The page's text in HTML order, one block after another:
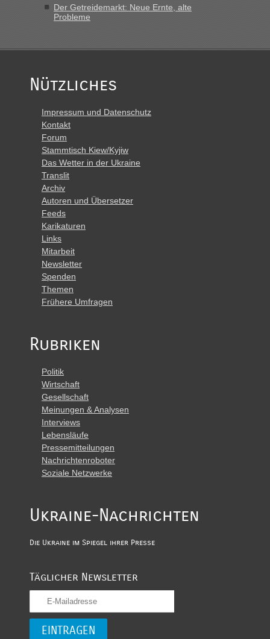
Der Getreidemarkt: Neue Ernte, alte
Probleme
Nützliches
Impressum und Datenschutz
Kontakt
Forum
Stammtisch Kiew/Kyjiw
Das Wetter in der Ukraine
Translit
Archiv
Autoren und Übersetzer
Feeds
Karikaturen
Links
Mitarbeit
Newsletter
Spenden
Themen
Frühere Umfragen
Rubriken
Politik
Wirtschaft
Gesellschaft
Meinungen & Analysen
Interviews
Lebensläufe
Pressemitteilungen
Nachrichtenroboter
Soziale Netzwerke
Ukraine-Nachrichten
Die Ukraine im Spiegel ihrer Presse
Täglicher Newsletter